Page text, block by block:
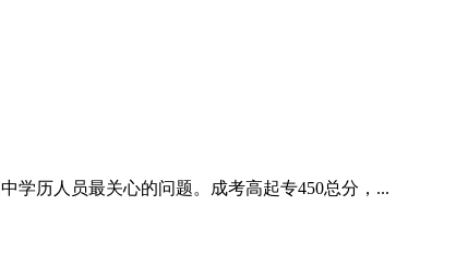
学历人员最关心的问题。成考高起专450总分，...